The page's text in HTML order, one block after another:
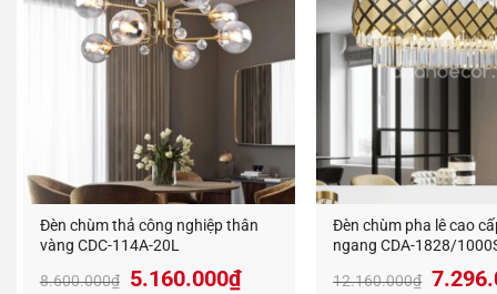
Đèn chùm thả công nghiệp thân
vàng CDC-114A-20L
8.600.000₫
Giá
5.160.000₫Giá
Đèn chùm pha lê cao
ngang CDA-1828/
12.160.000₫ Giá